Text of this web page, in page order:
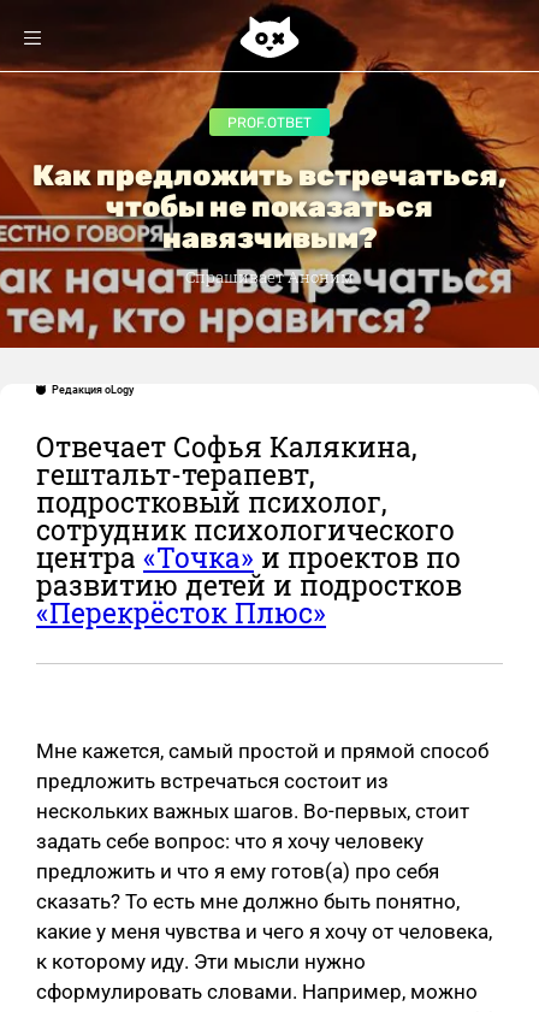
PROF.ОТВЕТ
Как предложить встречаться,
чтобы не показаться
навязчивым?
Спрашивает Аноним
Редакция oLogy
Отвечает Софья Калякина,
гештальт-терапевт,
подростковый психолог,
сотрудник психологического
центра «Точка» и проектов по
развитию детей и подростков
«Перекрёсток Плюс»
Мне кажется, самый простой и прямой способ
предложить встречаться состоит из
нескольких важных шагов. Во-первых, стоит
задать себе вопрос: что я хочу человеку
предложить и что я ему готов(а) про себя
сказать? То есть мне должно быть понятно,
какие у меня чувства и чего я хочу от человека,
к которому иду. Эти мысли нужно
сформулировать словами. Например, можно